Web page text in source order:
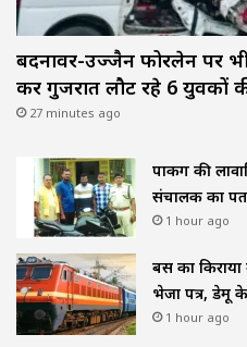
बदनावर-उज्जैन फोरलेन पर
कर गुजरात लौट रहे 6 युवकों
27 minutes ago
पार्किंग की
संचालक का
1 hour ago
बस का
भेजा पत्र, डेमू
1 hour ago